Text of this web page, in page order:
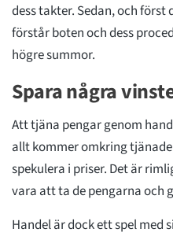
dess takter. Sedan, och först
förstår boten och dess
högre summor.
Spara några
Att tjäna pengar genom
allt kommer omkring
spekulera i priser. Det är
vara att ta de pengarna och
Handel är dock ett spel med